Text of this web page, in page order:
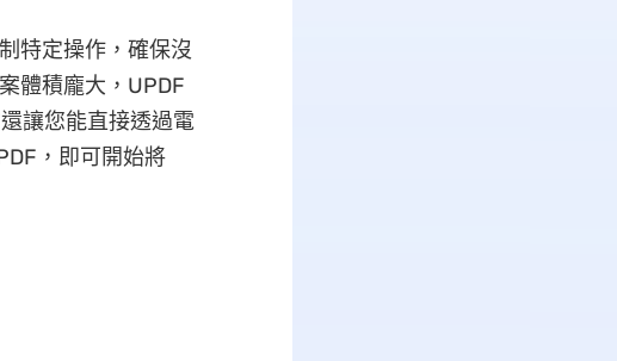
特定操作，確保沒
體積龐大，UPDF
讓您能直接透過電
，即可開始將